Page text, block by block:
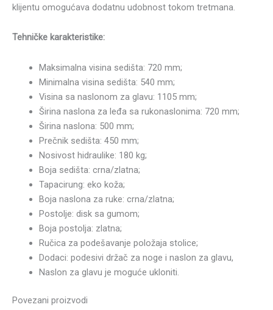
klijentu omogućava dodatnu udobnost tokom tretmana.
Tehničke karakteristike:
Maksimalna visina sedišta: 720 mm;
Minimalna visina sedišta: 540 mm;
Visina sa naslonom za glavu: 1105 mm;
Širina naslona za leđa sa rukonaslonima: 720 mm;
Širina naslona: 500 mm;
Prečnik sedišta: 450 mm;
Nosivost hidraulike: 180 kg;
Boja sedišta: crna/zlatna;
Tapacirung: eko koža;
Boja naslona za ruke: crna/zlatna;
Postolje: disk sa gumom;
Boja postolja: zlatna;
Ručica za podešavanje položaja stolice;
Dodaci: podesivi držač za noge i naslon za glavu,
Naslon za glavu je moguće ukloniti.
Povezani proizvodi